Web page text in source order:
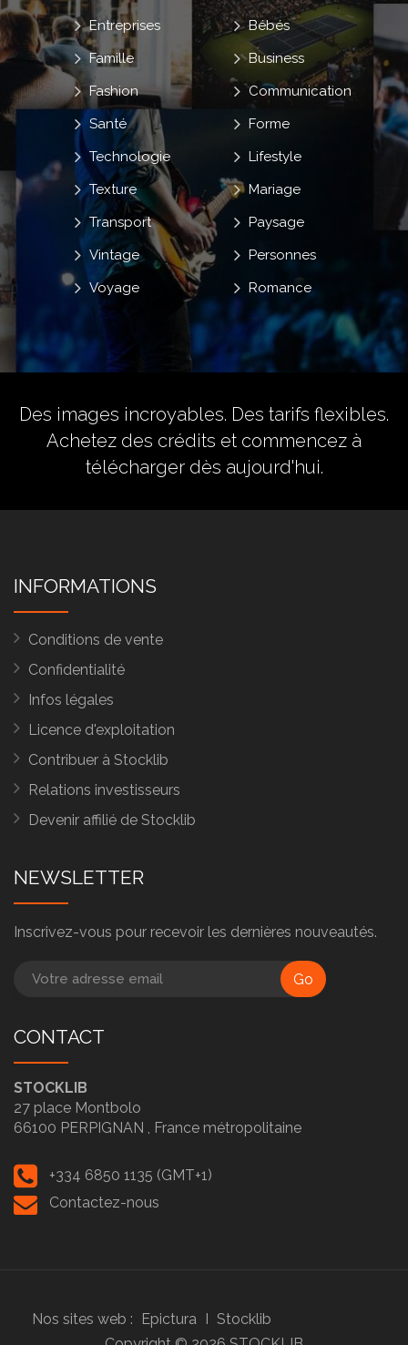
Bébés
Business
Communication
Entreprises
Famille
Fashion
Forme
Lifestyle
Mariage
Paysage
Personnes
Romance
Santé
Technologie
Texture
Transport
Vintage
Voyage
Des images incroyables. Des tarifs flexibles.
Achetez des crédits et commencez à
télécharger dès aujourd'hui.
INFORMATIONS
Conditions de vente
Confidentialité
Infos légales
Licence d'exploitation
Contribuer à Stocklib
Relations investisseurs
Devenir affilié de Stocklib
NEWSLETTER
Inscrivez-vous pour recevoir les dernières nouveautés.
Go
CONTACT
STOCKLIB
27 place Montbolo
66100 PERPIGNAN , France métropolitaine
+334 6850 1135 (GMT+1)
Contactez-nous
Nos sites web : Epictura I Stocklib